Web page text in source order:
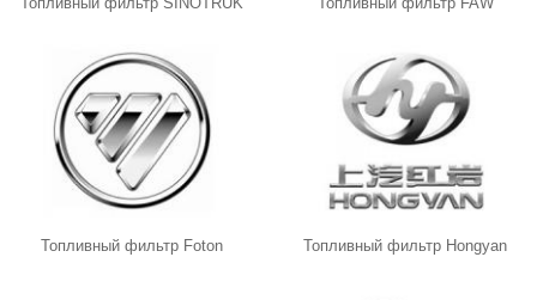
Топливный фильтр Foton Топливный фильтр Hongyan